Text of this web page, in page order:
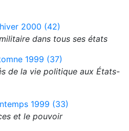
2000 (42)
dans tous ses états
1999 (37)
de la vie politique aux États-
1999 (33)
et le pouvoir